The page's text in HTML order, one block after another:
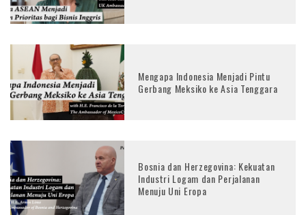
Mengapa Indonesia Menjadi Pintu
Gerbang Meksiko ke Asia Tenggara
Bosnia dan Herzegovina: Kekuatan
Industri Logam dan Perjalanan
Menuju Uni Eropa